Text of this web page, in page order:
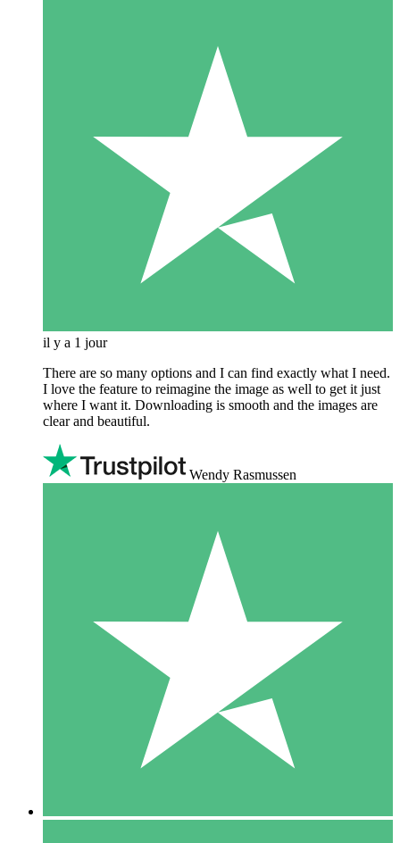
il y a 1 jour
There are so many options and I can find exactly what I need.
I love the feature to reimagine the image as well to get it just
where I want it. Downloading is smooth and the images are
clear and beautiful.
Wendy Rasmussen